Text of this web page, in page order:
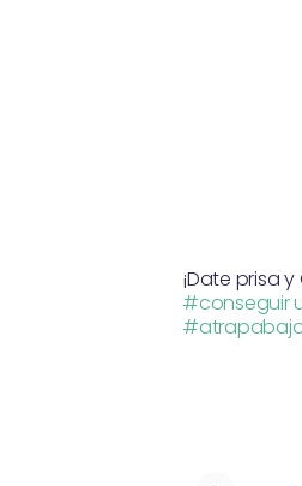
¡Date prisa
#conseguir